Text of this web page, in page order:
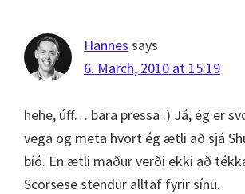
Hannes says
6. March, 2010 at 15:19
hehe, úff… bara pressa :) Já, ég er
vega og meta hvort ég ætli að sjá
bíó. En ætli maður verði ekki að
Scorsese stendur alltaf fyrir sínu.